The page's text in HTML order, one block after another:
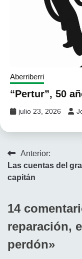
Aberriberri
“Pertur”, 50
julio 23, 2026
Navegación
de
Anterior:
Las cuentas del
capitán
14
reparación,
perdón»